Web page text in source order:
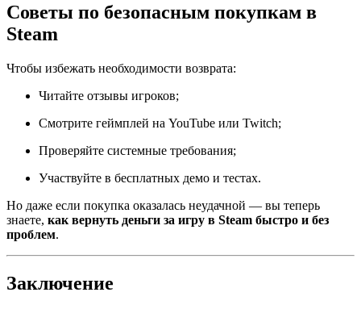
Советы по безопасным покупкам в
Steam
Чтобы избежать необходимости возврата:
Читайте отзывы игроков;
Смотрите геймплей на YouTube или Twitch;
Проверяйте системные требования;
Участвуйте в бесплатных демо и тестах.
Но даже если покупка оказалась неудачной — вы теперь
знаете, как вернуть деньги за игру в Steam быстро и без
проблем.
Заключение